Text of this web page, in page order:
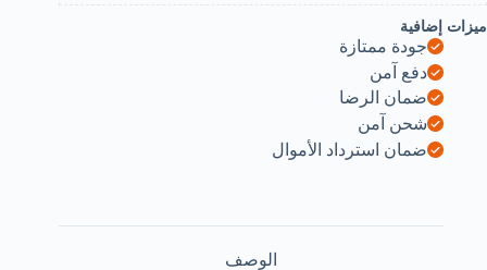
35-
45cm,
ميزات إضافية
جودة ممتازة
دفع آمن
ضمان الرضا
شحن آمن
ضمان استرداد الأموال
الوصف